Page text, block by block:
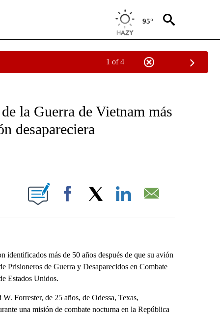
95°
1 of 4
ABOUT NEW PAGES ON "NOTICIAS - CNN".
la Guerra de Vietnam más
desapareciera
NEW PAGES ON "".
Facebook
más de 50 años después de que su avión
Prisioneros de Guerra y Desaparecidos en Combate
Estados Unidos.
Forrester, de 25 años, de Odessa, Texas,
una misión de combate nocturna en la República